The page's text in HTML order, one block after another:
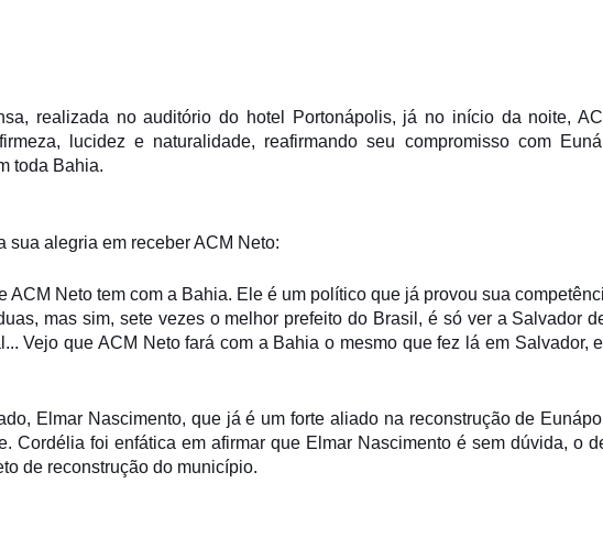
realizada no auditório do hotel Portonápolis, já no início da noite,
lucidez e naturalidade, reafirmando seu compromisso com
toda Bahia.
sua alegria em receber ACM Neto:
ACM Neto tem com a Bahia. Ele é um político que já provou sua
mas sim, sete vezes o melhor prefeito do Brasil, é só ver a Salvador
Vejo que ACM Neto fará com a Bahia o mesmo que fez lá em Salvador,
Elmar Nascimento, que já é um forte aliado na reconstrução de
Cordélia foi enfática em afirmar que Elmar Nascimento é sem dúvida, o
de reconstrução do município.